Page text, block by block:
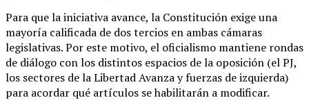
Para que la iniciativa avance, la Constitución exige una
mayoría calificada de dos tercios en ambas cámaras
legislativas. Por este motivo, el oficialismo mantiene rondas
de diálogo con los distintos espacios de la oposición (el PJ,
los sectores de la Libertad Avanza y fuerzas de izquierda)
para acordar qué artículos se habilitarán a modificar.